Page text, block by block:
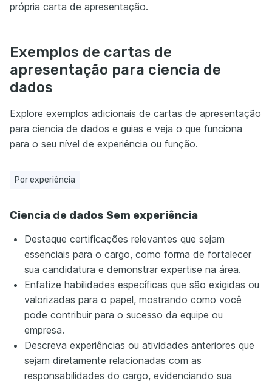
própria carta de apresentação.
Exemplos de cartas de
apresentação para ciencia de
dados
Explore exemplos adicionais de cartas de apresentação
para ciencia de dados e guias e veja o que funciona
para o seu nível de experiência ou função.
Por experiência
Ciencia de dados Sem experiência
Destaque certificações relevantes que sejam
essenciais para o cargo, como forma de fortalecer
sua candidatura e demonstrar expertise na área.
Enfatize habilidades específicas que são exigidas ou
valorizadas para o papel, mostrando como você
pode contribuir para o sucesso da equipe ou
empresa.
Descreva experiências ou atividades anteriores que
sejam diretamente relacionadas com as
responsabilidades do cargo, evidenciando sua